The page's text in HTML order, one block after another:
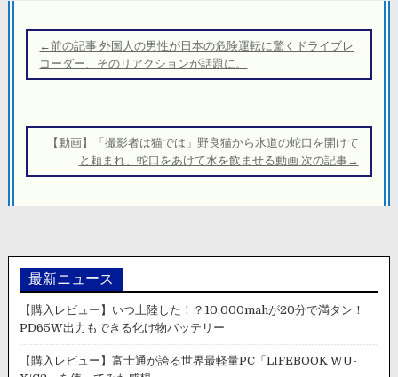
稿
ナ
ー
←前の記事 外国人の男性が日本の危険運転に驚くドライブレ
コーダー、そのリアクションが話題に。
【動画】「撮影者は猫では」野良猫から水道の蛇口を開けて
と頼まれ、蛇口をあけて水を飲ませる動画 次の記事→
最新ニュース
【購入レビュー】いつ上陸した！？10,000mahが20分で満タン！
PD65W出力もできる化け物バッテリー
【購入レビュー】富士通が誇る世界最軽量PC「LIFEBOOK WU-